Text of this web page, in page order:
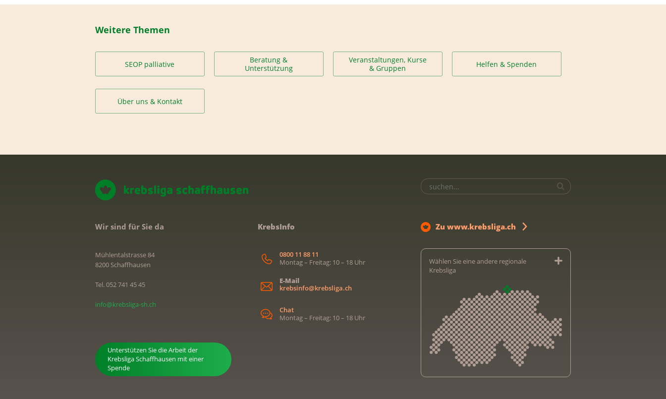
Weitere Themen
SEOP palliative
Beratung &
Unterstützung
Veranstaltungen, Kurse
& Gruppen
Helfen & Spenden
Über uns & Kontakt
Wir sind für Sie da
Mühlentalstrasse 84
8200 Schaffhausen
Tel. 052 741 45 45
info@krebsliga-sh.ch
Unterstützen Sie die Arbeit der
Krebsliga Schaffhausen mit einer
Spende
KrebsInfo
0800 11 88 11
Montag – Freitag: 10 – 18 Uhr
E-Mail
krebsinfo@krebsliga.ch
Chat
Montag – Freitag: 10 – 18 Uhr
Zu www.krebsliga.ch
Wählen Sie eine andere regionale
Krebsliga